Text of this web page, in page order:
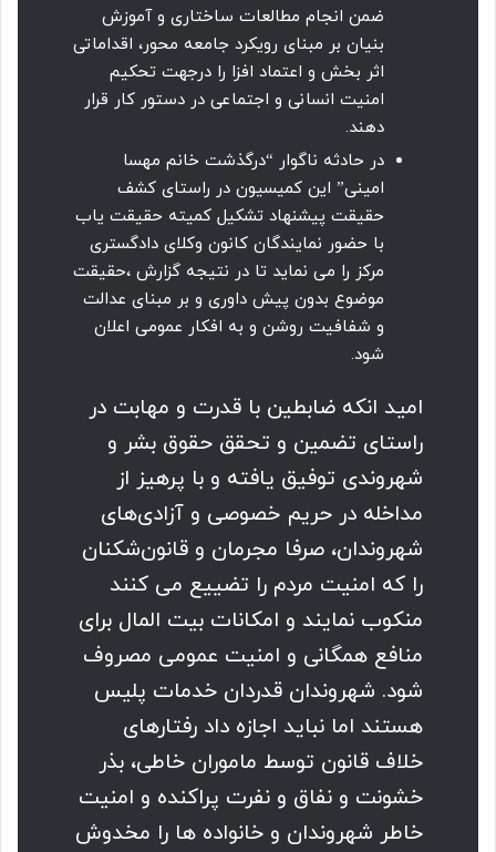
ضمن انجام مطالعات ساختاری و آموزش‌
بنیان بر مبنای رویکرد جامعه محور، اقداماتی
اثر بخش و اعتماد افزا را درجهت تحکیم
امنیت انسانی و اجتماعی در دستور کار قرار
دهند.
در حادثه ناگوار “درگذشت خانم مهسا
امینی” این کمیسیون در راستای کشف
حقیقت پیشنهاد تشکیل کمیته حقیقت یاب
با حضور نمایندگان کانون وکلای دادگستری
مرکز را می نماید تا در نتیجه گزارش ،حقیقت
موضوع بدون پیش داوری و بر مبنای عدالت
و شفافیت روشن و به افکار عمومی اعلان
شود.
امید انکه ضابطین با قدرت و مهابت در
راستای تضمین و تحقق حقوق بشر و
شهروندی توفیق یافته و با پرهیز از
مداخله در حریم خصوصی و آزادی‌های
شهروندان، صرفا مجرمان و قانون‌شکنان
را که امنیت مردم را تضییع می کنند
منکوب نمایند و امکانات بیت المال برای
منافع همگانی و امنیت عمومی مصروف
شود. شهروندان قدردان خدمات پلیس
هستند اما نباید اجازه داد رفتارهای
خلاف قانون توسط ماموران خاطی، بذر
خشونت و نفاق و نفرت پراکنده و امنیت
خاطر شهروندان و خانواده ها را مخدوش